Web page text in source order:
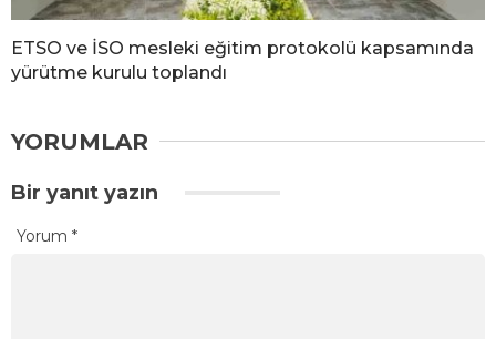
ETSO ve İSO mesleki eğitim protokolü kapsamında
yürütme kurulu toplandı
YORUMLAR
Bir yanıt yazın
Yorum *